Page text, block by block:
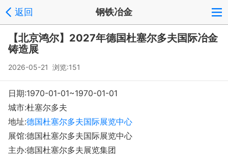
返回 钢铁冶金
【北京鸿尔】2027年德国杜塞尔多夫国际冶金
铸造展
2026-05-21 浏览:151
日期:1970-01-01~1970-01-01
城市:杜塞尔多夫
地址:德国杜塞尔多夫国际展览中心
展馆:德国杜塞尔多夫国际展览中心
主办:德国杜塞尔多夫展览集团
注册 反馈
Copyright © 2008-2018 环球会展网 fairglobal.com.cn 版权所有